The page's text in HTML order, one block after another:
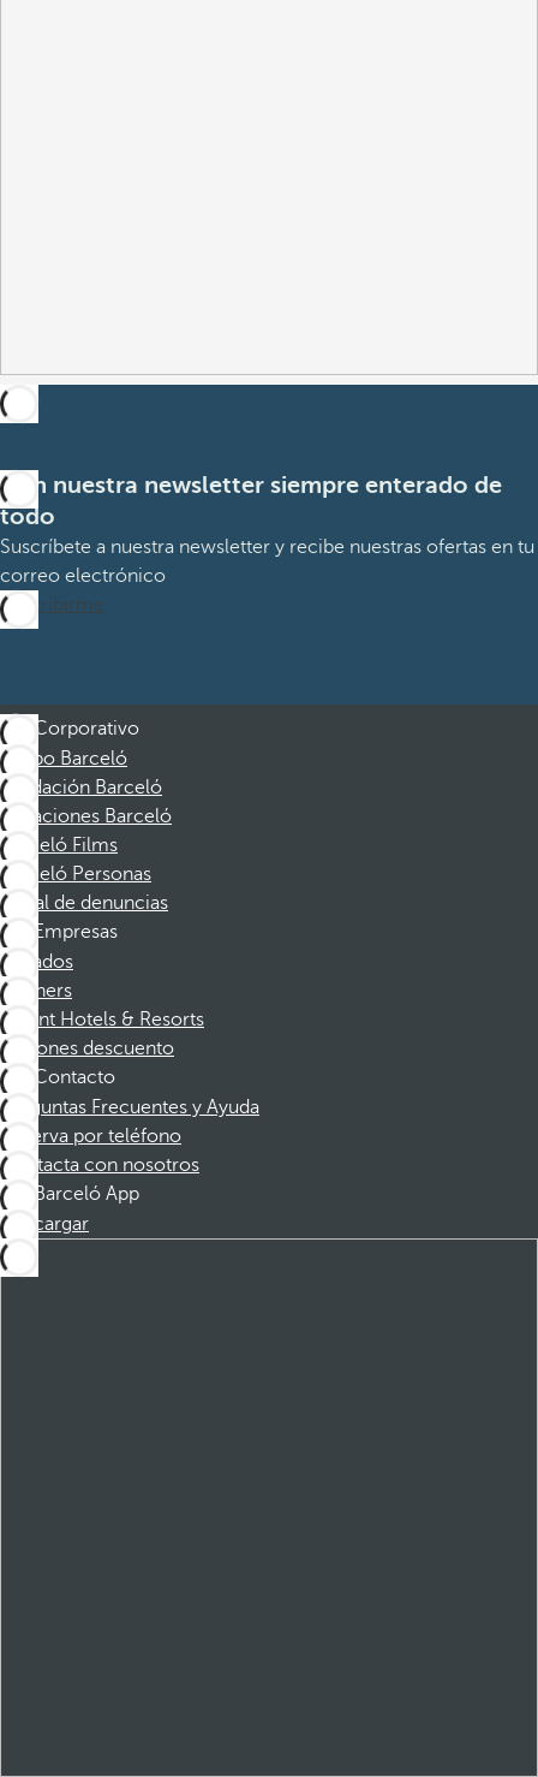
Con nuestra newsletter siempre enterado de
todo
Suscríbete a nuestra newsletter y recibe nuestras ofertas en tu
correo electrónico
Suscribirme
Corporativo
Grupo Barceló
Fundación Barceló
Vacaciones Barceló
Barceló Films
Barceló Personas
Canal de denuncias
Empresas
Afiliados
Partners
Dorint Hotels & Resorts
Cupones descuento
Contacto
Preguntas Frecuentes y Ayuda
Reserva por teléfono
Contacta con nosotros
Barceló App
Descargar